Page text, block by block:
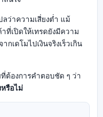
ลว่าความเสี่ยงต่ำ แม้
ที่เปิดให้เทรดยังมีความ
กเดโมไปเงินจริงเร็วเกิน
ต้องการคำตอบชัด ๆ ว่า
รือไม่